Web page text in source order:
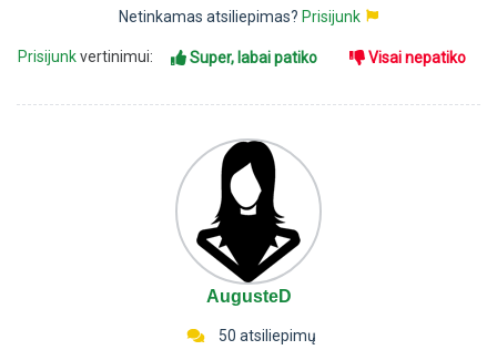
Netinkamas atsiliepimas? Prisijunk
Prisijunkvertinimui: Super, labai patiko Visai nepatiko
AugusteD
50 atsiliepimų